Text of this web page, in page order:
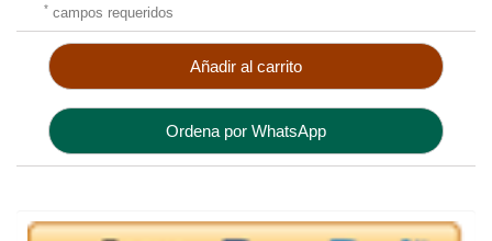
* campos requeridos
Añadir al carrito
Ordena por WhatsApp